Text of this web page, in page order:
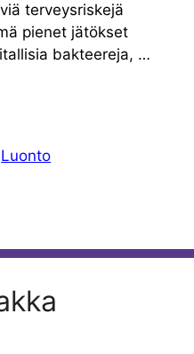
terveysriskejä
pienet jätökset
bakteereja, …
Luonto